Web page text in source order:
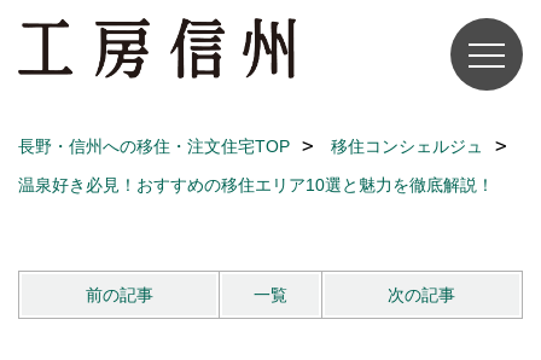
長野・信州への移住・注文住宅TOP
移住コンシェルジュ
温泉好き必見！おすすめの移住エリア10選と魅力を徹底解説！
前の記事 一覧 次の記事